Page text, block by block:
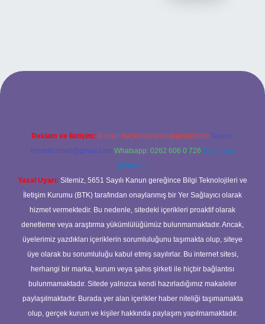
giriş
Reklam ve İletişim: E-mail: backlinkpaneli@gmail.com Teams:
forumhizmeti@gmail.com Whatsapp: 0262 606 0 726 Telegram:
@karabul
Yasal Uyarı: Sitemiz, 5651 Sayılı Kanun gereğince Bilgi Teknolojileri ve
İletişim Kurumu (BTK) tarafından onaylanmış bir Yer Sağlayıcı olarak
hizmet vermektedir. Bu nedenle, sitedeki içerikleri proaktif olarak
denetleme veya araştırma yükümlülüğümüz bulunmamaktadır. Ancak,
üyelerimiz yazdıkları içeriklerin sorumluluğunu taşımakta olup, siteye
üye olarak bu sorumluluğu kabul etmiş sayılırlar. Bu internet sitesi,
herhangi bir marka, kurum veya şahıs şirketi ile hiçbir bağlantısı
bulunmamaktadır. Sitede yalnızca kendi hazırladığımız makaleler
paylaşılmaktadır. Burada yer alan içerikler haber niteliği taşımamakta
olup, gerçek kurum ve kişiler hakkında paylaşım yapılmamaktadır.